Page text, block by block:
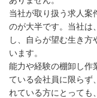
当社が取り扱う求人案
のが大半です。当社は
し、自らが望む生き
います。
能力や経験の棚卸し作
ている会社員に限らず
れている方にとっても